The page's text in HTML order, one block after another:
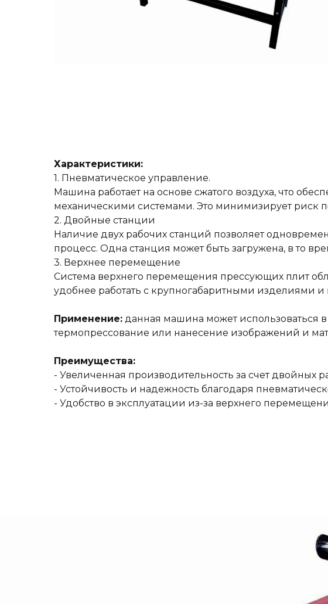
Характеристики:
1. Пневматическое управление.
Машина работает на основе сжатого воздуха, что
механическими системами. Это минимизирует риск
2. Двойные станции
Наличие двух рабочих станций позволяет
процесс. Одна станция может быть загружена, в то
3. Верхнее перемещение
Система верхнего перемещения прессующих плит
удобнее работать с крупногабаритными изделиями
Применение: данная машина может использоваться в
термопрессование или нанесение изображений и
Преимущества:
- Увеличенная производительность за счет двойных
- Устойчивость и надежность благодаря
- Удобство в эксплуатации из-за верхнего